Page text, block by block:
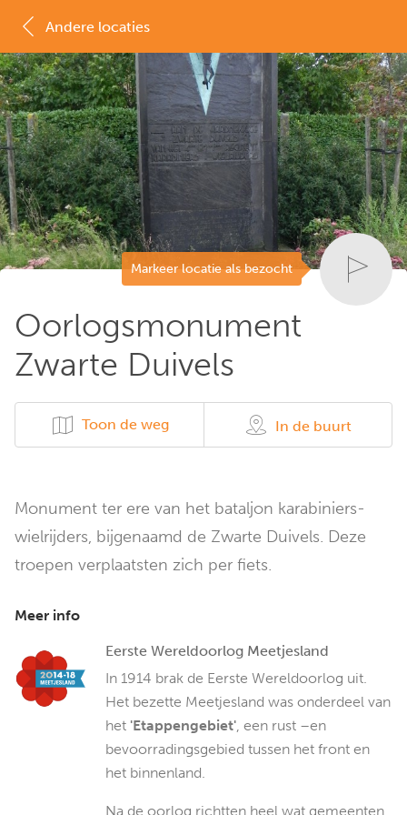
Markeer locatie als bezocht
Oorlogsmonument
Zwarte Duivels
Toon de weg In de buurt
Monument ter ere van het bataljon karabiniers-
wielrijders, bijgenaamd de Zwarte Duivels. Deze
troepen verplaatsten zich per fiets.
Meer info
Eerste Wereldoorlog Meetjesland
In 1914 brak de Eerste Wereldoorlog uit.
Het bezette Meetjesland was onderdeel van
het 'Etappengebiet', een rust –en
bevoorradingsgebied tussen het front en
het binnenland.
Na de oorlog richtten heel wat gemeenten
Andere locaties
MAP LIJST